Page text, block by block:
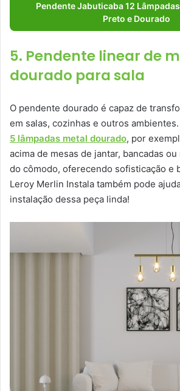
Pendente Jabuticaba 12
Preto e Dourado
5. Pendente linear de
dourado para sala
O pendente dourado é capaz de
em salas, cozinhas e outros ambientes.
5 lâmpadas metal dourado, por
acima de mesas de jantar, bancadas
do cômodo, oferecendo sofisticação e
Leroy Merlin Instala também pode
instalação dessa peça linda!